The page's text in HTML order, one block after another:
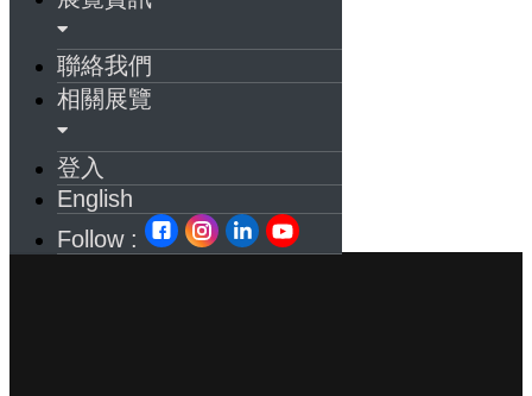
聯絡我們
相關展覽
登入
English
Follow :